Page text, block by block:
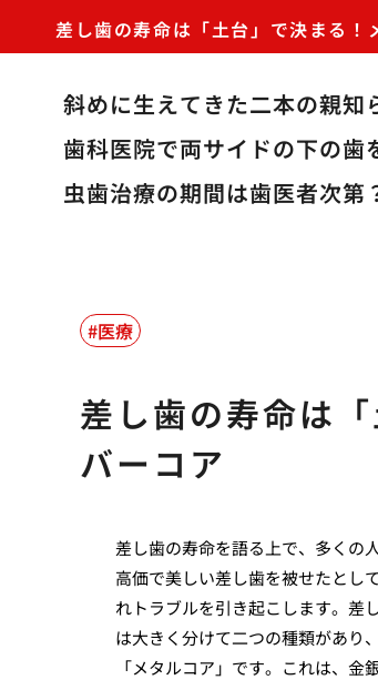
差し歯の寿命は「土台」で決まる！
斜めに生えてきた二本の親知
歯科医院で両サイドの下の歯
虫歯治療の期間は歯医者次第
医療
差し歯の寿命は
バーコア
差し歯の寿命を語る上で、多くの
高価で美しい差し歯を被せたとし
れトラブルを引き起こします。差
は大きく分けて二つの種類があり
「メタルコア」です。これは、